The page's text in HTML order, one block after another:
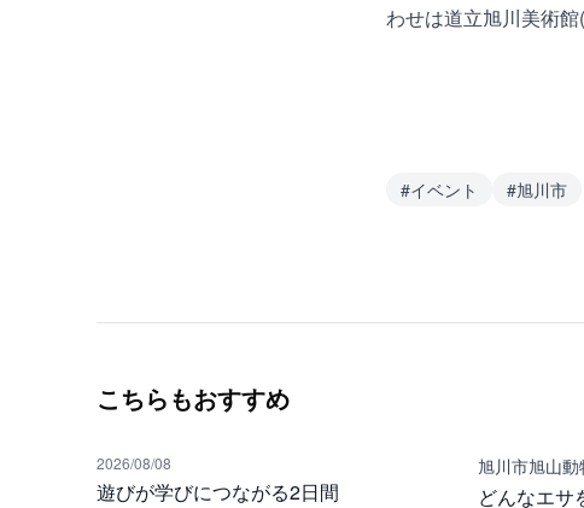
わせは道立旭川美術館
#イベント #旭川市
こちらもおすすめ
2026/08/08
遊びが学びにつながる2日間
旭川市旭山動
どんなエサ